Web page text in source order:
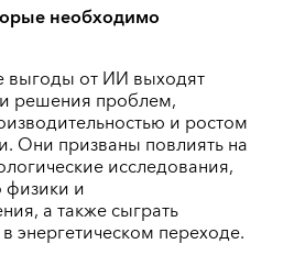
необходимо
выгоды от ИИ выходят
решения проблем,
и ростом
Они призваны повлиять на
исследования,
физики и
а также сыграть
энергетическом переходе.